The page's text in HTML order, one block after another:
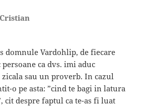
domnule Vardohlip, de fiecare
ca dvs. imi aduc
sau un proverb. In cazul
o pe asta: ”cind te bagi in latura
cit despre faptul ca te-as fi luat